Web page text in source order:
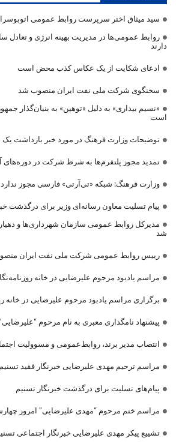
سید میثاق اختر سرپرست روابط عمومی
روابط عمومی‌ها در مدیریت بهینه انرژی و تعادل
دارند
ادعای شکایت از یک عکاس کذب محض است
سخنگوی شرکت ملی نفت ایران منصوب شد
«نسیم بیداری» به دلیل «توهین» به بنیان‌گذار
است
توضیحات وزارت فرهنگ در مورد خبر بازداشت یک
تمدید مجوز پلتفرم‌ها به شرط شرکت در دوره‌های
وزارت فرهنگ: شبکه «تی‌آرتی» فارسی مجوز ندارد
پیام تسلیت معاون رسانه‌ای وزیر برای درگذشت
مدیرکل روابط عمومی سازمان شهرداری‌ها و
شد
رییس روابط عمومی شرکت ملی نفت ایران
مراسم یادبود مرحوم علیرضایی در خانه
برگزاری مراسم یادبود مرحوم علیرضایی در خانه
پیشنهاد نامگذاری معبری به نام مرحوم
انتصاب مدیر برند، روابط‌عمومی و مسوولیت
مراسم ترحیم مهدی علیرضایی خبرنگار فقید تسنیم
پیام‌های تسلیت برای درگذشت خبرنگار تسنیم
مراسم ختم مرحوم “مهدی علیرضایی” امروز
تشییع پیکر مهدی علیرضایی خبرنگار اجتماعی